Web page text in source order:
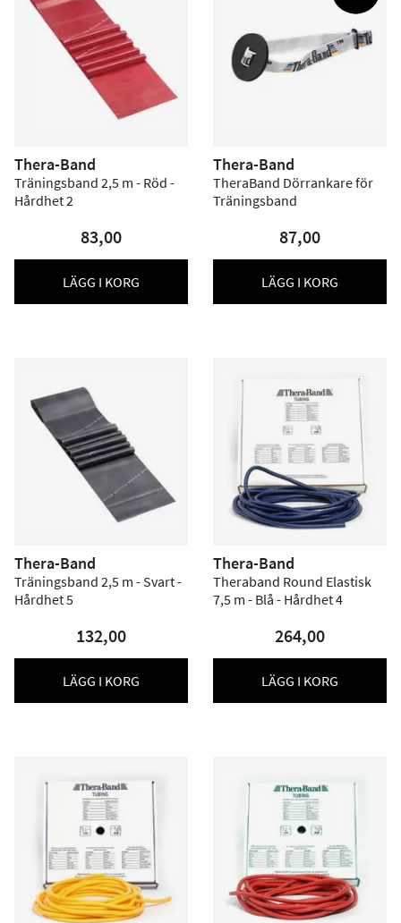
Thera-Band
Träningsband 2,5 m - Röd -
Hårdhet 2
83,00
LÄGG I KORG
Thera-Band
TheraBand Dörrankare för
Träningsband
87,00
LÄGG I KORG
Thera-Band
Träningsband 2,5 m - Svart -
Hårdhet 5
132,00
LÄGG I KORG
Thera-Band
Theraband Round Elastisk
7,5 m - Blå - Hårdhet 4
264,00
LÄGG I KORG